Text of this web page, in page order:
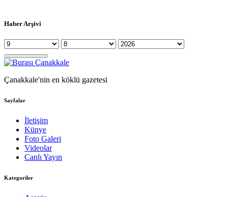
Haber Arşivi
Çanakkale'nin en köklü gazetesi
Sayfalar
İletişim
Künye
Foto Galeri
Videolar
Canlı Yayın
Kategoriler